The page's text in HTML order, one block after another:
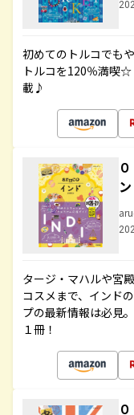
初めてのトルコでも
トルコを120％満喫
載♪
タージ・マハルや宮
コスメまで、インド
プの最新情報は必見
１冊！